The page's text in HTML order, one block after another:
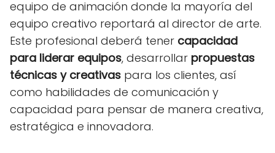
equipo de animación donde la mayoría del
equipo creativo reportará al director de arte.
Este profesional deberá tener capacidad
para liderar equipos, desarrollar propuestas
técnicas y creativas para los clientes, así
como habilidades de comunicación y
capacidad para pensar de manera creativa,
estratégica e innovadora.